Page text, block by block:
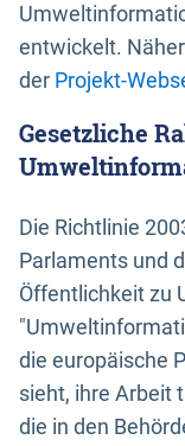
entwickelt.
der Projekt-
Gesetzliche
Die Richtlinie
Parlaments und
Öffentlichkeit zu
die europäische
sieht, ihre Arbeit
die in den